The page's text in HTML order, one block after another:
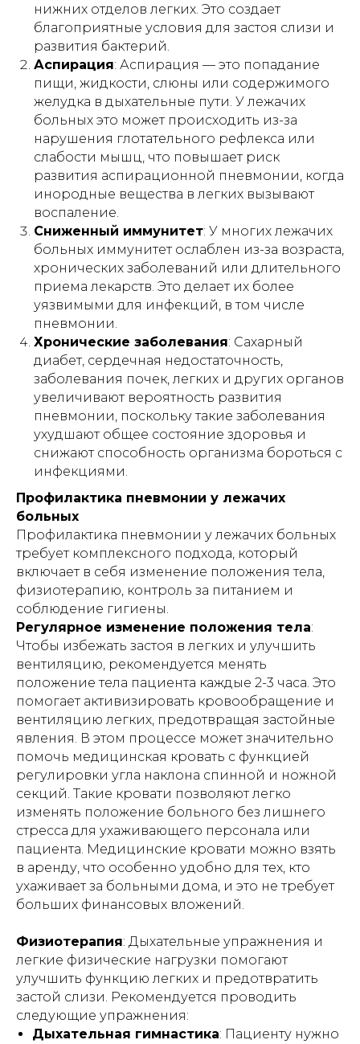
нижних отделов легких. Это создает
благоприятные условия для застоя слизи и
развития бактерий.
Аспирация: Аспирация — это попадание
пищи, жидкости, слюны или содержимого
желудка в дыхательные пути. У лежачих
больных это может происходить из-за
нарушения глотательного рефлекса или
слабости мышц, что повышает риск
развития аспирационной пневмонии, когда
инородные вещества в легких вызывают
воспаление.
Сниженный иммунитет: У многих лежачих
больных иммунитет ослаблен из-за возраста,
хронических заболеваний или длительного
приема лекарств. Это делает их более
уязвимыми для инфекций, в том числе
пневмонии.
Хронические заболевания: Сахарный
диабет, сердечная недостаточность,
заболевания почек, легких и других органов
увеличивают вероятность развития
пневмонии, поскольку такие заболевания
ухудшают общее состояние здоровья и
снижают способность организма бороться с
инфекциями.
Профилактика пневмонии у лежачих
больных
Профилактика пневмонии у лежачих больных
требует комплексного подхода, который
включает в себя изменение положения тела,
физиотерапию, контроль за питанием и
соблюдение гигиены.
Регулярное изменение положения тела:
Чтобы избежать застоя в легких и улучшить
вентиляцию, рекомендуется менять
положение тела пациента каждые 2-3 часа. Это
помогает активизировать кровообращение и
вентиляцию легких, предотвращая застойные
явления. В этом процессе может значительно
помочь медицинская кровать с функцией
регулировки угла наклона спинной и ножной
секций. Такие кровати позволяют легко
изменять положение больного без лишнего
стресса для ухаживающего персонала или
пациента. Медицинские кровати можно взять
в аренду, что особенно удобно для тех, кто
ухаживает за больными дома, и это не требует
больших финансовых вложений.
Физиотерапия: Дыхательные упражнения и
легкие физические нагрузки помогают
улучшить функцию легких и предотвратить
застой слизи. Рекомендуется проводить
следующие упражнения:
Дыхательная гимнастика: Пациенту нужно